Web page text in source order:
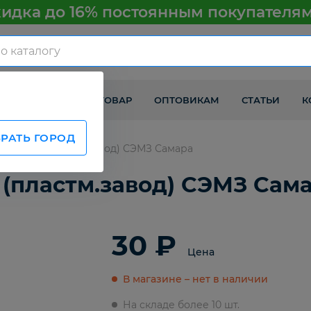
до 16% постоянным
ГОРОД
КАК ПОЛУЧИТЬ ТОВАР ОПТОВИКАМ СТАТЬИ
2110 (пластм.завод) СЭМЗ Самара
СЭМЗ
30 ₽ Цена
В магазине – нет в наличии
На складе более 10 шт.